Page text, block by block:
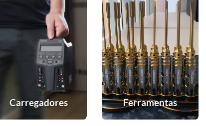
Carregadores Ferramentas